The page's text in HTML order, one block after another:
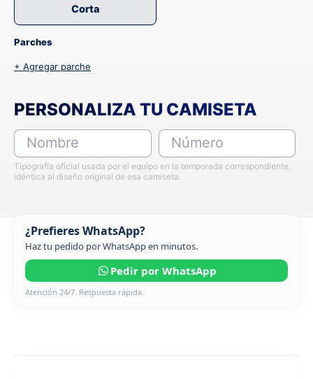
Corta
Parches
+ Agregar parche
PERSONALIZA TU CAMISETA
Nombre Número
Tipografía oficial usada por el equipo en la temporada correspondiente,
idéntica al diseño original de esa camiseta.
¿Prefieres WhatsApp?
Haz tu pedido por WhatsApp en minutos.
Pedir por WhatsApp
Atención 24/7. Respuesta rápida.